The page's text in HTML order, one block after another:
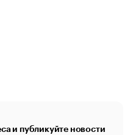
и публикуйте новости